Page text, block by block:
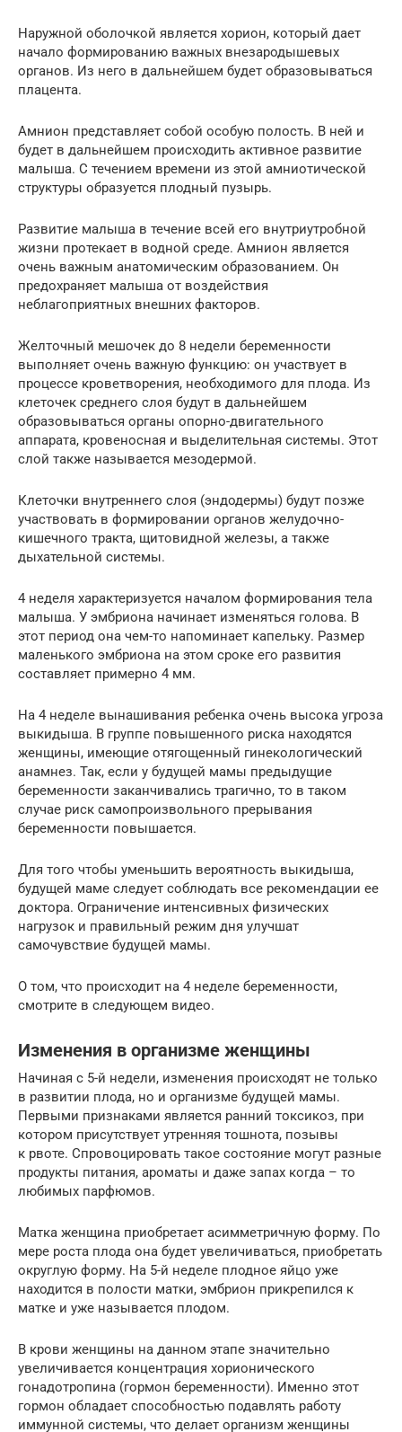
Наружной оболочкой является хорион, который дает
начало формированию важных внезародышевых
органов. Из него в дальнейшем будет образовываться
плацента.
Амнион представляет собой особую полость. В ней и
будет в дальнейшем происходить активное развитие
малыша. С течением времени из этой амниотической
структуры образуется плодный пузырь.
Развитие малыша в течение всей его внутриутробной
жизни протекает в водной среде. Амнион является
очень важным анатомическим образованием. Он
предохраняет малыша от воздействия
неблагоприятных внешних факторов.
Желточный мешочек до 8 недели беременности
выполняет очень важную функцию: он участвует в
процессе кроветворения, необходимого для плода. Из
клеточек среднего слоя будут в дальнейшем
образовываться органы опорно-двигательного
аппарата, кровеносная и выделительная системы. Этот
слой также называется мезодермой.
Клеточки внутреннего слоя (эндодермы) будут позже
участвовать в формировании органов желудочно-
кишечного тракта, щитовидной железы, а также
дыхательной системы.
4 неделя характеризуется началом формирования тела
малыша. У эмбриона начинает изменяться голова. В
этот период она чем-то напоминает капельку. Размер
маленького эмбриона на этом сроке его развития
составляет примерно 4 мм.
На 4 неделе вынашивания ребенка очень высока угроза
выкидыша. В группе повышенного риска находятся
женщины, имеющие отягощенный гинекологический
анамнез. Так, если у будущей мамы предыдущие
беременности заканчивались трагично, то в таком
случае риск самопроизвольного прерывания
беременности повышается.
Для того чтобы уменьшить вероятность выкидыша,
будущей маме следует соблюдать все рекомендации ее
доктора. Ограничение интенсивных физических
нагрузок и правильный режим дня улучшат
самочувствие будущей мамы.
О том, что происходит на 4 неделе беременности,
смотрите в следующем видео.
Изменения в организме женщины
Начиная с 5-й недели, изменения происходят не только
в развитии плода, но и организме будущей мамы.
Первыми признаками является ранний токсикоз, при
котором присутствует утренняя тошнота, позывы
к рвоте. Спровоцировать такое состояние могут разные
продукты питания, ароматы и даже запах когда – то
любимых парфюмов.
Матка женщина приобретает асимметричную форму. По
мере роста плода она будет увеличиваться, приобретать
округлую форму. На 5-й неделе плодное яйцо уже
находится в полости матки, эмбрион прикрепился к
матке и уже называется плодом.
В крови женщины на данном этапе значительно
увеличивается концентрация хорионического
гонадотропина (гормон беременности). Именно этот
гормон обладает способностью подавлять работу
иммунной системы, что делает организм женщины